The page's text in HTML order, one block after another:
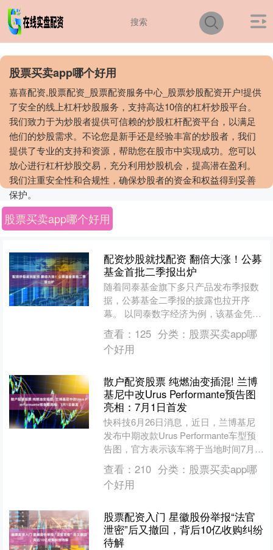
股票买卖app哪个好用
嘉喜配资,股票配资_股票配资服务中心_股票炒股配资开户!提供
了安全的线上杠杆炒股服务，支持高达10倍的杠杆炒股平台。
我们致力于为炒股者提供可信赖的炒股杠杆配资平台，以满足
他们的炒股需求。不论您是新手还是经验丰富的炒股者，我们
提供了专业的支持和资源，帮助您在股市中实现成功。您可以
放心进行杠杆炒股交易，充分利用炒股机会，提高潜在盈利。
我们注重安全性和合规性，确保炒股者的资金和权益得到妥善
保护。
股票买卖app哪个好用
配资炒股就找配资 翻倍大涨！公募
基金首批二季报出炉
随着同泰基金旗下多只产品发布季报数
据，公募基金二季报的披露也拉开序
幕。 以同泰数字经济为例，该基金凭借
对科技股的高锐度布局，二季度内实现
了翻倍涨幅。截至二季度末....
查看： 125 分类： 股票买卖app哪
个好用
散户配资股票 纯燃油变插混! 兰博
基尼中改Urus Performante预告图
亮相：7月1日首发
快科技6月26日消息，近日，兰博基尼
发布中期改款Urus Performante车型预
告图，官方表示该车将于当地时间7月1
日全球首发。 新车核心升级为插电混动
动....
查看： 210 分类： 股票买卖app哪
个好用
股票配资入门 星徽股份举报“法官
泄密”后又撤回，背后10亿收购纠纷
待解